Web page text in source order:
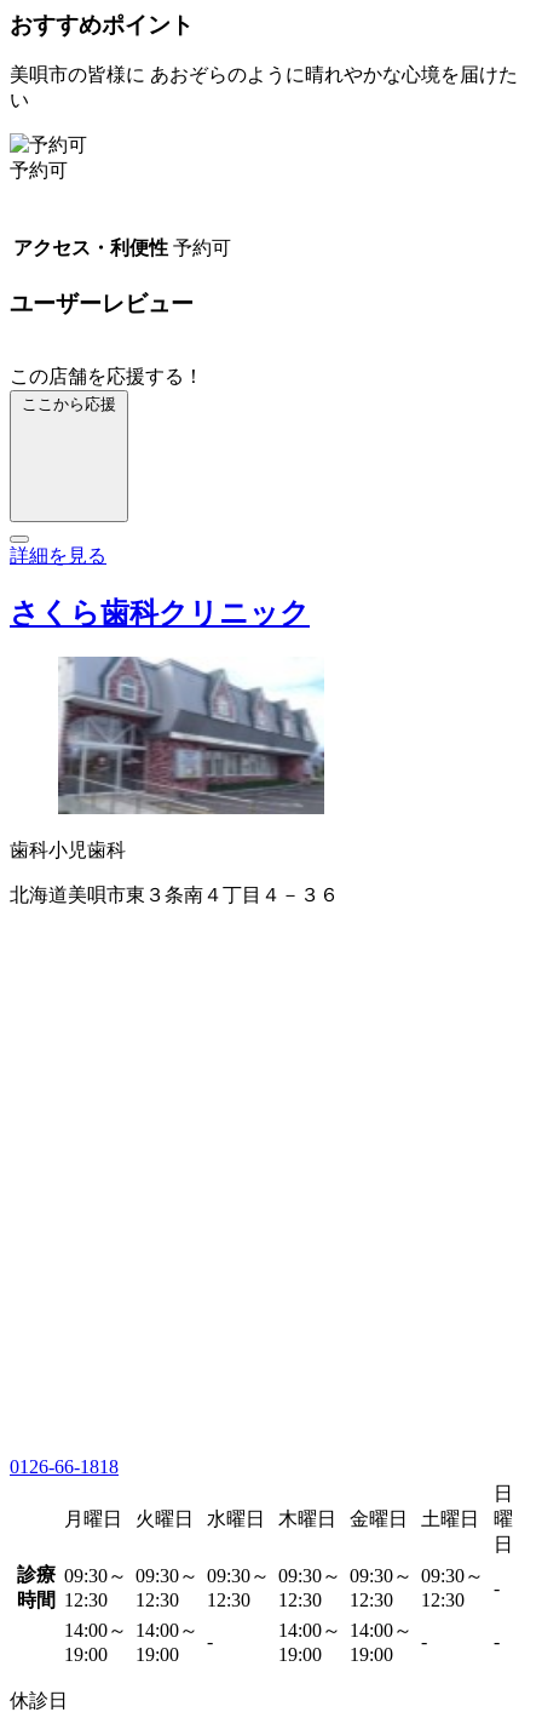
おすすめポイント
美唄市の皆様に あおぞらのように晴れやかな心境を届けた
い
予約可
アクセス・利便性 予約可
ユーザーレビュー
この店舗を応援する！
ここから応援
詳細を見る
さくら歯科クリニック
歯科小児歯科
北海道美唄市東３条南４丁目４－３６
0126-66-1818
月曜日 火曜日 水曜日 木曜日 金曜日 土曜日
日
曜
日
診療
時間
09:30～
12:30
09:30～
12:30
09:30～
12:30
09:30～
12:30
09:30～
12:30
09:30～
12:30
-
14:00～
19:00
14:00～
19:00
-
14:00～
19:00
14:00～
19:00
- -
休診日